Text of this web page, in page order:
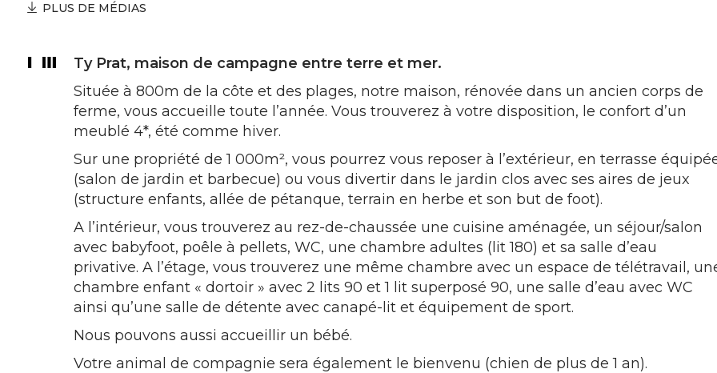
PLUS DE MÉDIAS
Ty Prat, maison de campagne entre terre et mer.
Située à 800m de la côte et des plages, notre maison, rénovée dans un ancien corps de
ferme, vous accueille toute l’année. Vous trouverez à votre disposition, le confort d’un
meublé 4*, été comme hiver.
Sur une propriété de 1 000m², vous pourrez vous reposer à l’extérieur, en terrasse
(salon de jardin et barbecue) ou vous divertir dans le jardin clos avec ses aires de jeux
(structure enfants, allée de pétanque, terrain en herbe et son but de foot).
A l’intérieur, vous trouverez au rez-de-chaussée une cuisine aménagée, un séjour/salon
avec babyfoot, poêle à pellets, WC, une chambre adultes (lit 180) et sa salle d’eau
privative. A l’étage, vous trouverez une même chambre avec un espace de télétravail,
chambre enfant « dortoir » avec 2 lits 90 et 1 lit superposé 90, une salle d’eau avec WC
ainsi qu’une salle de détente avec canapé-lit et équipement de sport.
Nous pouvons aussi accueillir un bébé.
Votre animal de compagnie sera également le bienvenu (chien de plus de 1 an).